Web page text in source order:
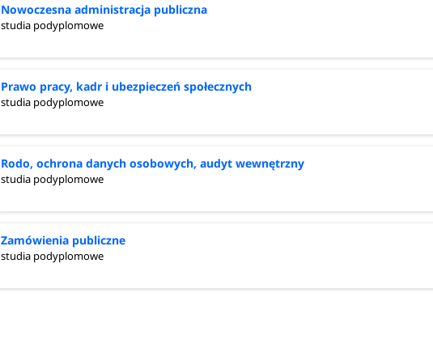
Nowoczesna administracja publiczna
studia podyplomowe
Prawo pracy, kadr i ubezpieczeń społecznych
studia podyplomowe
Rodo, ochrona danych osobowych, audyt wewnętrzny
studia podyplomowe
Zamówienia publiczne
studia podyplomowe